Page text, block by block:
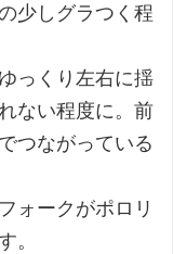
少しグラつく程
っくり左右に揺
ない程度に。前
つながっている
ォークがポロリ
。